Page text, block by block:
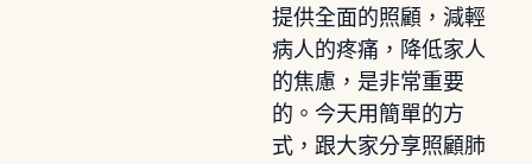
提供全面的照顧，減輕
病人的疼痛，降低家人
的焦慮，是非常重要
的。今天用簡單的方
式，跟大家分享照顧肺